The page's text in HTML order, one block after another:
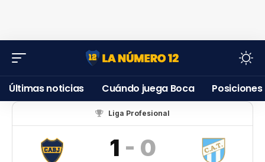
Últimas noticias Cuándo juega Boca Posiciones
Liga Profesional
1 - 0